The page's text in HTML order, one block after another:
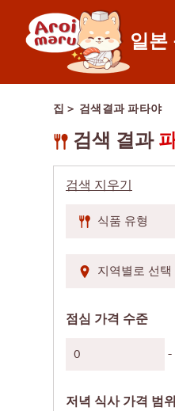
일본
일본
레
집 ＞ 검색결과파타야
검색 결과
검색 지우기
점심 가격 수준
-
저녁 식사 가격 범위